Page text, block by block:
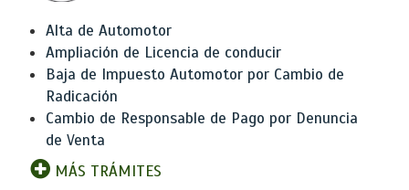
Alta de Automotor
Ampliación de Licencia de conducir
Baja de Impuesto Automotor por Cambio de
Radicación
Cambio de Responsable de Pago por Denuncia
de Venta
MÁS TRÁMITES